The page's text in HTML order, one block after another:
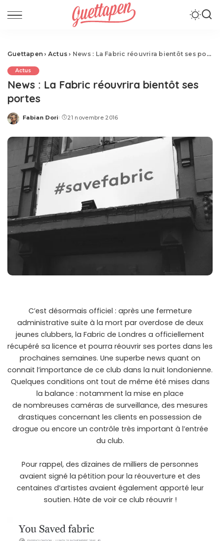
Guettapen › Actus › News : La Fabric réouvrira bientôt ses portes
Actus
News : La Fabric réouvrira bientôt ses
portes
Posted
Fabian Dori 21 novembre 2016
C’est désormais officiel : après une fermeture
administrative suite à la mort par overdose de deux
jeunes clubbers, la Fabric de Londres a officiellement
récupéré sa licence et pourra réouvrir ses portes dans les
prochaines semaines. Une superbe news quant on
connait l’importance de ce club dans la nuit londonienne.
Quelques conditions ont tout de même été mises dans
la balance : notamment la mise en place
de nombreuses caméras de surveillance, des mesures
drastiques concernant les clients en possession de
drogue ou encore un contrôle très important à l’entrée
du club.
Pour rappel, des dizaines de milliers de personnes
avaient signé la pétition pour la réouverture et des
centaines d’artistes avaient également apporté leur
soutien. Hâte de voir ce club réouvrir !